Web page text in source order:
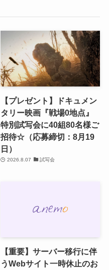
【プレゼント】ドキュメン
タリー映画『戦場0地点』
特別試写会に40組80名様ご
招待☆（応募締切：8月19
日）
2026.8.07 試写会
【重要】サーバー移行に伴
うWebサイト一時休止のお